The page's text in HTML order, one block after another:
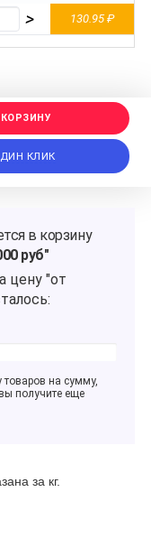
> 130.95 ₽
КЛИК
за кг.
в корзину
руб"
цену "от
товаров на сумму,
получите еще